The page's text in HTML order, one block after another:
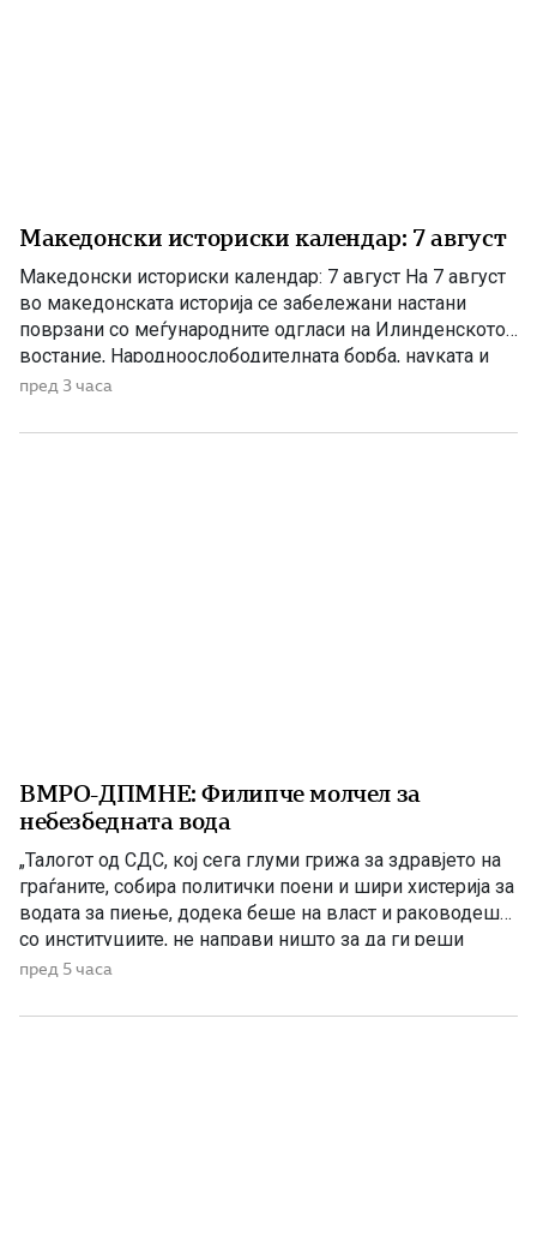
Македонски историски календар: 7 август
Македонски историски календар: 7 август На 7 август
во македонската историја се забележани настани
поврзани со меѓународните одгласи на Илинденското
востание, Народноослободителната борба, науката и
современата македонска уметност. 1903 – Европскиот
1903 година европската јавност ги добила првите
пред 3 часа
ВМРО-ДПМНЕ: Филипче молчел за
небезбедната вода
„Талогот од СДС, кој сега глуми грижа за здравјето на
граѓаните, собира политички поени и шири хистерија за
водата за пиење, додека беше на власт и раководеше
со институциите, не направи ништо за да ги реши
проблемите. Проблеми со квалитетот на водата за
министер за здравство, […]
пред 5 часа